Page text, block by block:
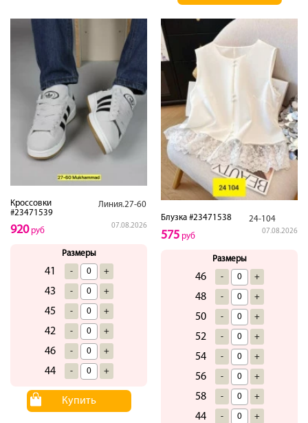
Кроссовки
#23471539
Линия.27-60
07.08.2026
920руб
Размеры
41 - +
43 - +
45 - +
42 - +
46 - +
44 - +
Купить
Блузка #23471538 24-104
07.08.2026
575 руб
Размеры
46 - +
48 - +
50 - +
52 - +
54 - +
56 - +
58 - +
44 - +